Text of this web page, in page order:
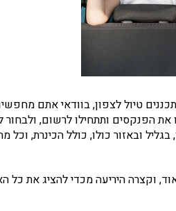
טיול לצפון, בוודאי אתם
את הפנקסים ותתחילו לרשום,
בגליל ובאזור כולו, כולל הכינרת,
וקצרה היריעה מכדי להציג את כל